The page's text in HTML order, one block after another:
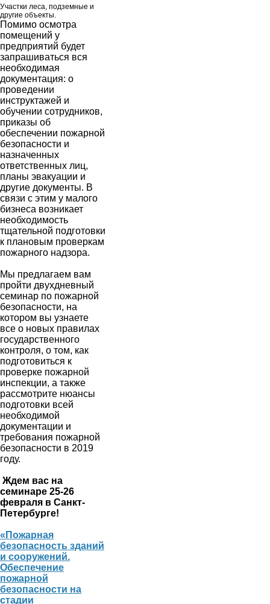
Участки леса, подземные и
другие объекты.
Помимо осмотра
помещений у
предприятий будет
запрашиваться вся
необходимая
документация: о
проведении
инструктажей и
обучении сотрудников,
приказы об
обеспечении пожарной
безопасности и
назначенных
ответственных лиц,
планы эвакуации и
другие документы. В
связи с этим у малого
бизнеса возникает
необходимость
тщательной подготовки
к плановым проверкам
пожарного надзора.
Мы предлагаем вам
пройти двухдневный
семинар по пожарной
безопасности, на
котором вы узнаете
все о новых правилах
государственного
контроля, о том, как
подготовиться к
проверке пожарной
инспекции, а также
рассмотрите нюансы
подготовки всей
необходимой
документации и
требования пожарной
безопасности в 2019
году.
Ждем вас на
семинаре 25-26
февраля в Санкт-
Петербурге!
«Пожарная
безопасность зданий
и сооружений.
Обеспечение
пожарной
безопасности на
стадии